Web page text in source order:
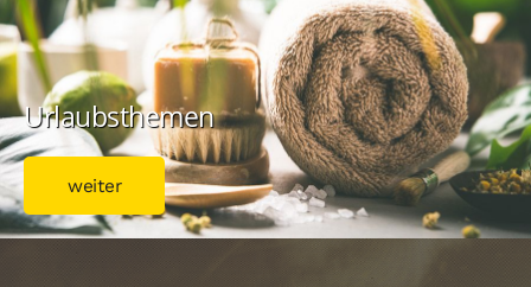
Urlaubsthemen
weiter